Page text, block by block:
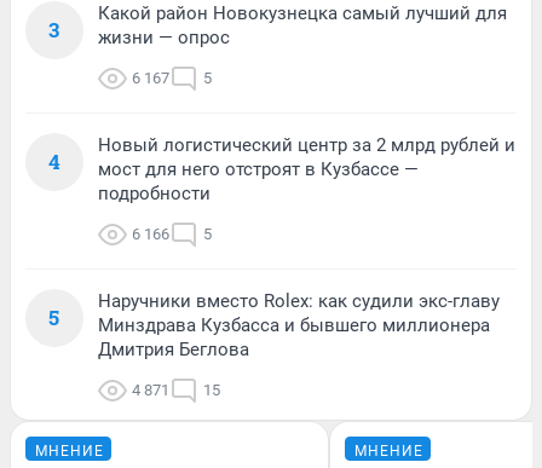
3
Какой район Новокузнецка самый лучший для
жизни — опрос
6 167 5
4
Новый логистический центр за 2 млрд рублей и
мост для него отстроят в Кузбассе —
подробности
6 166 5
5
Наручники вместо Rolex: как судили экс-главу
Минздрава Кузбасса и бывшего миллионера
Дмитрия Беглова
4 871 15
МНЕНИЕ МНЕНИЕ